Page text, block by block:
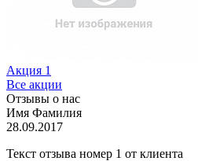
Акция 1
Все акции
Отзывы о нас
Имя Фамилия
28.09.2017
Текст отзыва номер 1 от клиента